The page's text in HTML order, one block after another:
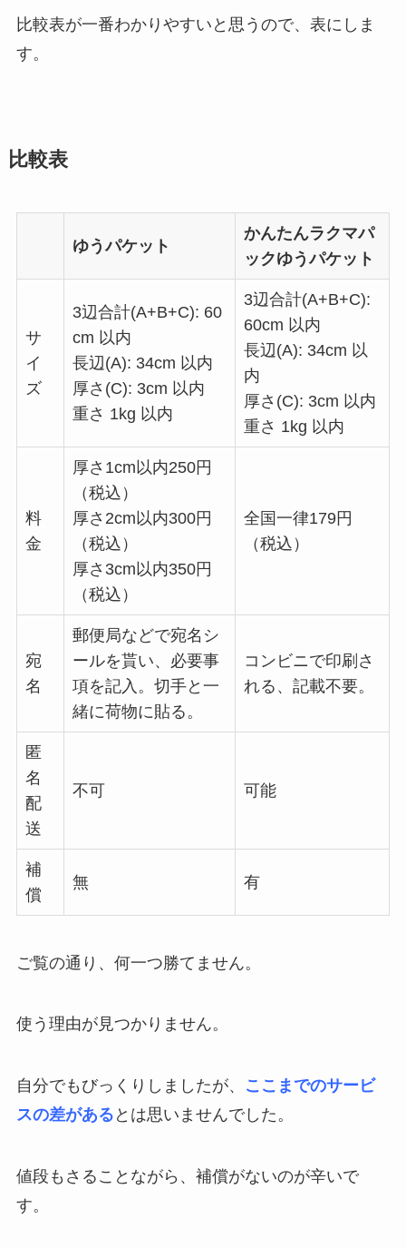
比較表が一番わかりやすいと思うので、表にしま
す。
比較表
ゆうパケット
かんたんラクマパ
ックゆうパケット
サ
イ
ズ
3辺合計(A+B+C): 60
cm 以内
長辺(A): 34cm 以内
厚さ(C): 3cm 以内
重さ 1kg 以内
3辺合計(A+B+C):
60cm 以内
長辺(A): 34cm 以
内
厚さ(C): 3cm 以内
重さ 1kg 以内
料
金
厚さ1cm以内250円
（税込）
厚さ2cm以内300円
（税込）
厚さ3cm以内350円
（税込）
全国一律179円
（税込）
宛
名
郵便局などで宛名シ
ールを貰い、必要事
項を記入。切手と一
緒に荷物に貼る。
コンビニで印刷さ
れる、記載不要。
匿
名
配
送
不可 可能
補
償
無 有
ご覧の通り、何一つ勝てません。
使う理由が見つかりません。
自分でもびっくりしましたが、
ここまでのサービ
スの差がある とは思いませんでした。
値段もさることながら、補償がないのが辛いで
す。